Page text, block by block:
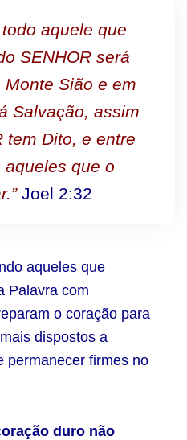
aquele que
SENHOR será
Sião e em
Salvação, assim
tem Dito, e entre
que o
Joel 2:32
aqueles que
Palavra com
o coração para
dispostos a
permanecer firmes no
duro não